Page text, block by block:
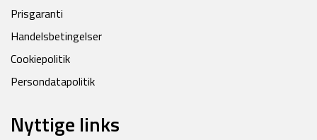
Prisgaranti
Handelsbetingelser
Cookiepolitik
Persondatapolitik
Nyttige links